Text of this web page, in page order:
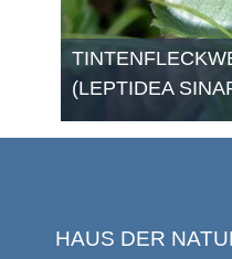
(LEPTIDEA
HAUS DER